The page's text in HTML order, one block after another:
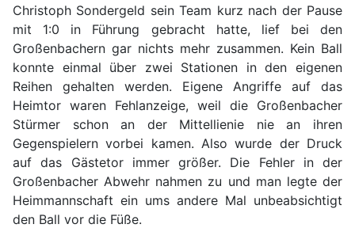
Christoph Sondergeld sein Team kurz nach der Pause
mit 1:0 in Führung gebracht hatte, lief bei den
Großenbachern gar nichts mehr zusammen. Kein Ball
konnte einmal über zwei Stationen in den eigenen
Reihen gehalten werden. Eigene Angriffe auf das
Heimtor waren Fehlanzeige, weil die Großenbacher
Stürmer schon an der Mittellienie nie an ihren
Gegenspielern vorbei kamen. Also wurde der Druck
auf das Gästetor immer größer. Die Fehler in der
Großenbacher Abwehr nahmen zu und man legte der
Heimmannschaft ein ums andere Mal unbeabsichtigt
den Ball vor die Füße.